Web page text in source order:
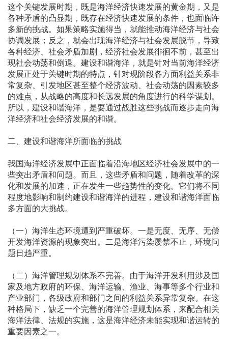
这个关键发展时期，既是海洋经济快速发展的黄金期，又是
各种矛盾的凸显期，既存在经济快速发展的条件，也面临许
多新的挑战。如果策略实施得当，就能推动海洋经济与社会
协调发展；反之，就会出现海洋经济与社会发展脱节，导致
各种经济、社会矛盾加剧，经济社会发展徘徊不前，甚至出
现社会动荡和倒退。建设和谐海洋，就是针对当前海洋经济
发展正处于关键时期的特点，针对现阶段各方面利益关系非
常复杂、引发地区甚至整个经济波动、社会动荡的因素较多
的难点，从战略的高度和长远发展的角度进行的科学谋划。
所以，建设和谐海洋，是要通过战胜这些挑战而逐步走向海
洋经济和社会经济发展的和谐。
二、建设和谐海洋所面临的挑战
我国海洋经济发展中正面临着沿海地区经济社会发展中的一
些突出矛盾和问题。而且，这些矛盾和问题，随着改革的深
化和发展的加速，正在发生一些趋势性的变化。它们将不同
程度地影响和制约建设和谐海洋的进程，建设和谐海洋面临
多方面的大挑战。
（一）海洋生态环境遭到严重破坏。一是无度、无序、无偿
开发海洋资源的现象突出。二是海洋污染屡禁不止，环境问
题日趋严重。
（二）海洋管理规划体系不完善。由于海洋开发利用涉及国
家及地方政府的环保、海洋运输、渔业、海事等多个行业和
产业部门，各级政府和部门之间的利益关系异常复杂。在这
种格局下，缺乏一个完善的海洋管理规划体系，来配合相关
海洋法律、法规的实施，这是海洋经济未能实现和谐运转的
重要因素之一。